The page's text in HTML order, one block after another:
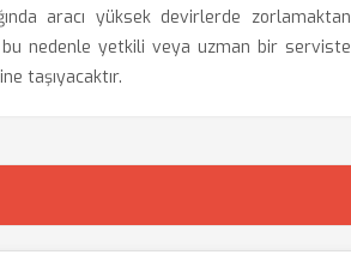
aracı yüksek devirlerde zorlamaktan
bu nedenle yetkili veya uzman bir serviste
taşıyacaktır.